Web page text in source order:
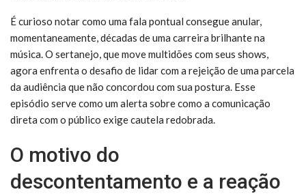
É curioso notar como uma fala pontual consegue anular,
momentaneamente, décadas de uma carreira brilhante na
música. O sertanejo, que move multidões com seus shows,
agora enfrenta o desafio de lidar com a rejeição de uma parcela
da audiência que não concordou com sua postura. Esse
episódio serve como um alerta sobre como a comunicação
direta com o público exige cautela redobrada.
O motivo do
descontentamento e a reação